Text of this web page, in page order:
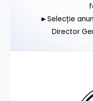
►Selecție
Director